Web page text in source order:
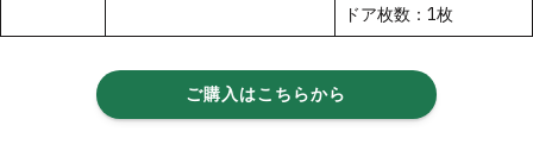
ドア枚数：1枚
ご購入はこちらから